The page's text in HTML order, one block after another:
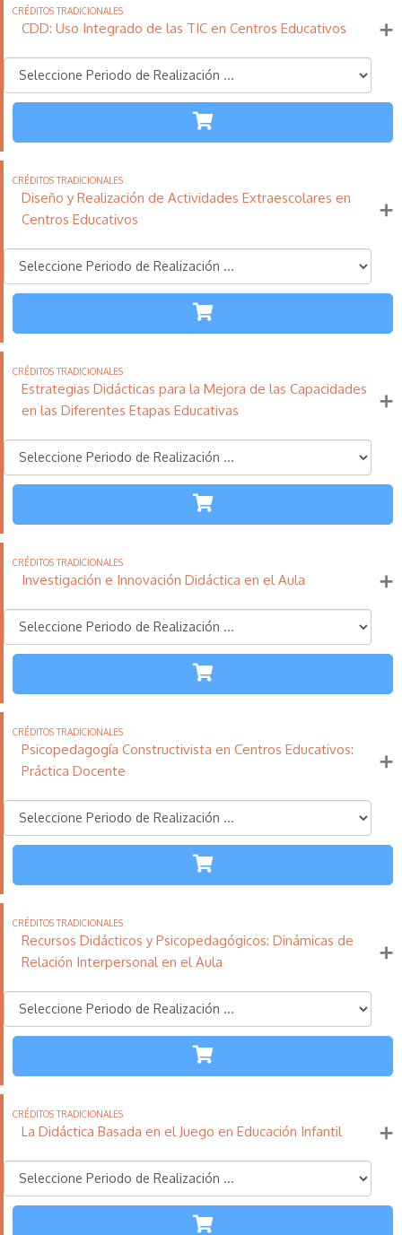
Más información
CDD: Uso Integrado de las TIC en Centros Educativos
ETAPAS
110 11 Créditos
21
Más información
Diseño y Realización de Actividades Extraescolares en
Centros Educativos
ETAPAS
110 11 Créditos
21
Más información
Estrategias Didácticas para la Mejora de las Capacidades
en las Diferentes Etapas Educativas
ETAPAS
110 11 Créditos
21
Más información
Investigación e Innovación Didáctica en el Aula
ETAPAS
110 11 Créditos
21
Más información
Psicopedagogía Constructivista en Centros Educativos:
Práctica Docente
ETAPAS
110 11 Créditos
21
Más información
Recursos Didácticos y Psicopedagógicos: Dinámicas de
Relación Interpersonal en el Aula
ETAPAS
110 11 Créditos
21
Más información
La Didáctica Basada en el Juego en Educación Infantil
INFANTIL